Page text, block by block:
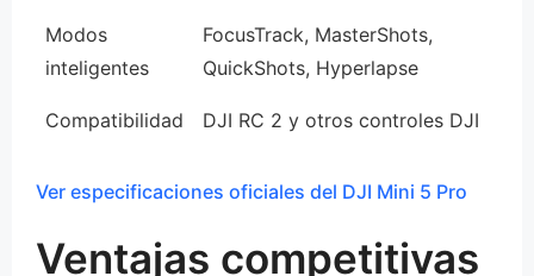
Modos
inteligentes
FocusTrack, MasterShots,
QuickShots, Hyperlapse
Compatibilidad DJI RC 2 y otros controles DJI
Ver especificaciones oficiales del DJI Mini 5 Pro
Ventajas competitivas